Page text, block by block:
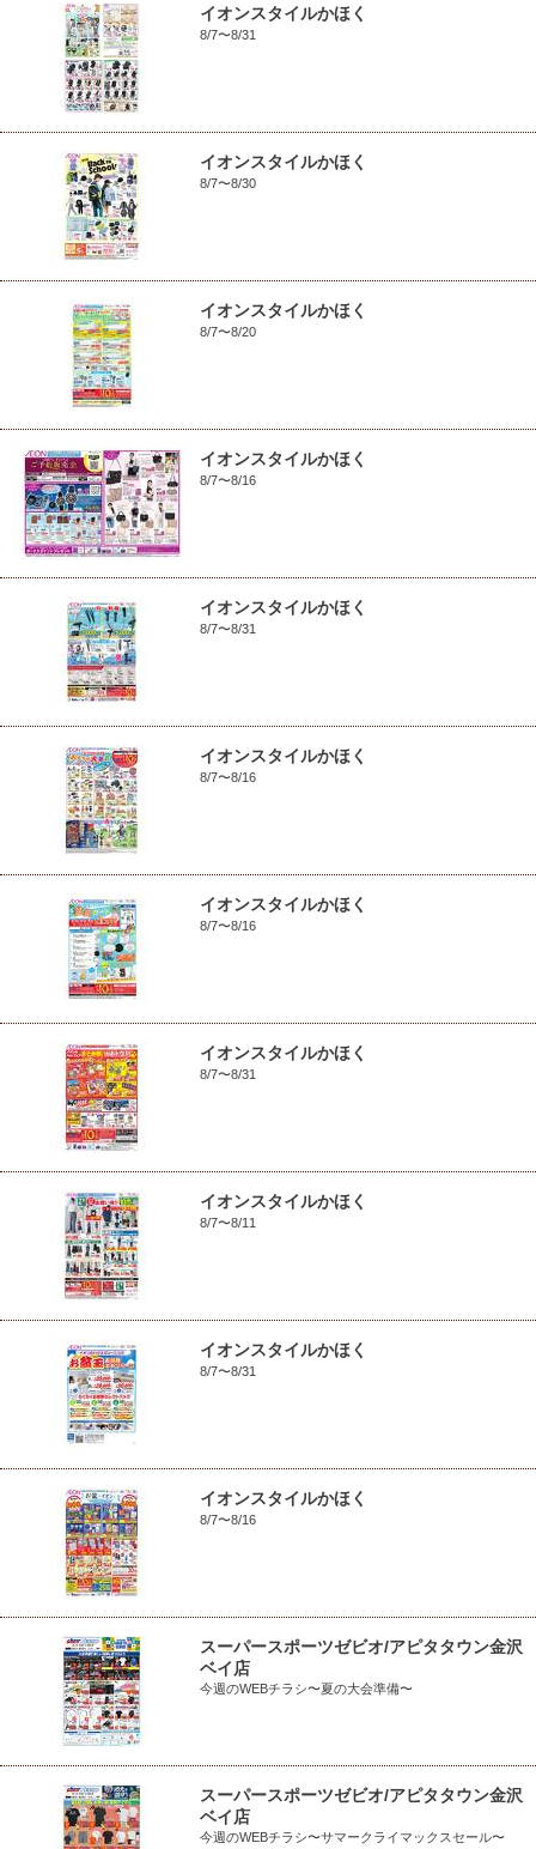
イオンスタイルかほく
8/7〜8/31
イオンスタイルかほく
8/7〜8/30
イオンスタイルかほく
8/7〜8/20
イオンスタイルかほく
8/7〜8/16
イオンスタイルかほく
8/7〜8/31
イオンスタイルかほく
8/7〜8/16
イオンスタイルかほく
8/7〜8/16
イオンスタイルかほく
8/7〜8/31
イオンスタイルかほく
8/7〜8/11
イオンスタイルかほく
8/7〜8/31
イオンスタイルかほく
8/7〜8/16
スーパースポーツゼビオ/アピタタウン金沢
ベイ店
今週のWEBチラシ〜夏の大会準備〜
スーパースポーツゼビオ/アピタタウン金沢
ベイ店
今週のWEBチラシ〜サマークライマックスセール〜